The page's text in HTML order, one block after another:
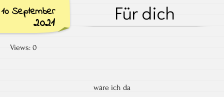
10 September
2021 Für dich
Views: 0
wäre ich da